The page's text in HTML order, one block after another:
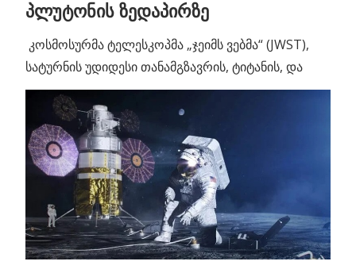
პლუტონის ზედაპირზე
კოსმოსურმა ტელესკოპმა „ჯეიმს ვებმა“ (JWST),
სატურნის უდიდესი თანამგზავრის, ტიტანის, და